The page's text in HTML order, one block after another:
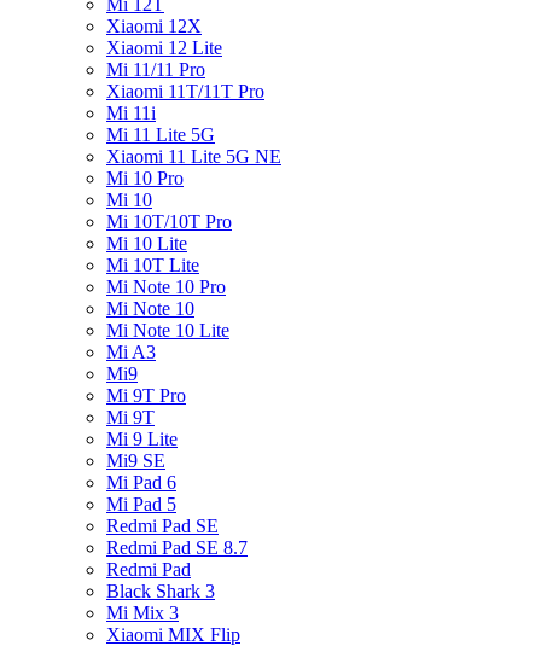
Mi 12T
Xiaomi 12X
Xiaomi 12 Lite
Mi 11/11 Pro
Xiaomi 11T/11T Pro
Mi 11i
Mi 11 Lite 5G
Xiaomi 11 Lite 5G NE
Mi 10 Pro
Mi 10
Mi 10T/10T Pro
Mi 10 Lite
Mi 10T Lite
Mi Note 10 Pro
Mi Note 10
Mi Note 10 Lite
Mi A3
Mi9
Mi 9T Pro
Mi 9T
Mi 9 Lite
Mi9 SE
Mi Pad 6
Mi Pad 5
Redmi Pad SE
Redmi Pad SE 8.7
Redmi Pad
Black Shark 3
Mi Mix 3
Xiaomi MIX Flip